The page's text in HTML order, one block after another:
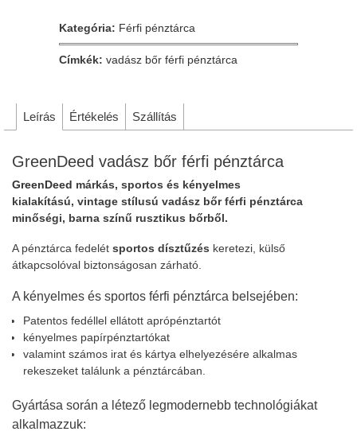
Kategória: Férfi pénztárca
Címkék: vadász bőr férfi pénztárca
Leírás Értékelés Szállítás
GreenDeed vadász bőr férfi pénztárca
GreenDeed márkás, sportos és kényelmes
kialakítású, vintage stílusú vadász bőr férfi pénztárca
minőségi, barna színű rusztikus bőrből.
A pénztárca fedelét sportos dísztűzés keretezi, külső
átkapcsolóval biztonságosan zárható.
A kényelmes és sportos férfi pénztárca belsejében:
Patentos fedéllel ellátott aprópénztartót
kényelmes papírpénztartókat
valamint számos irat és kártya elhelyezésére alkalmas
rekeszeket találunk a pénztárcában.
Gyártása során a létező legmodernebb technológiákat
alkalmazzuk: